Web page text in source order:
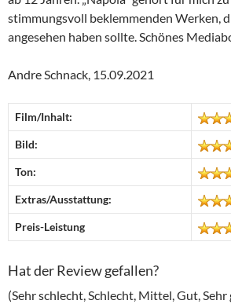
stimmungsvoll beklemmenden Werken,
angesehen haben sollte. Schönes
Andre Schnack, 15.09.2021
Film/Inhalt:
Bild:
Ton:
Extras/Ausstattung:
Preis-Leistung
Hat der Review gefallen?
(Sehr schlecht, Schlecht, Mittel, Gut, Sehr